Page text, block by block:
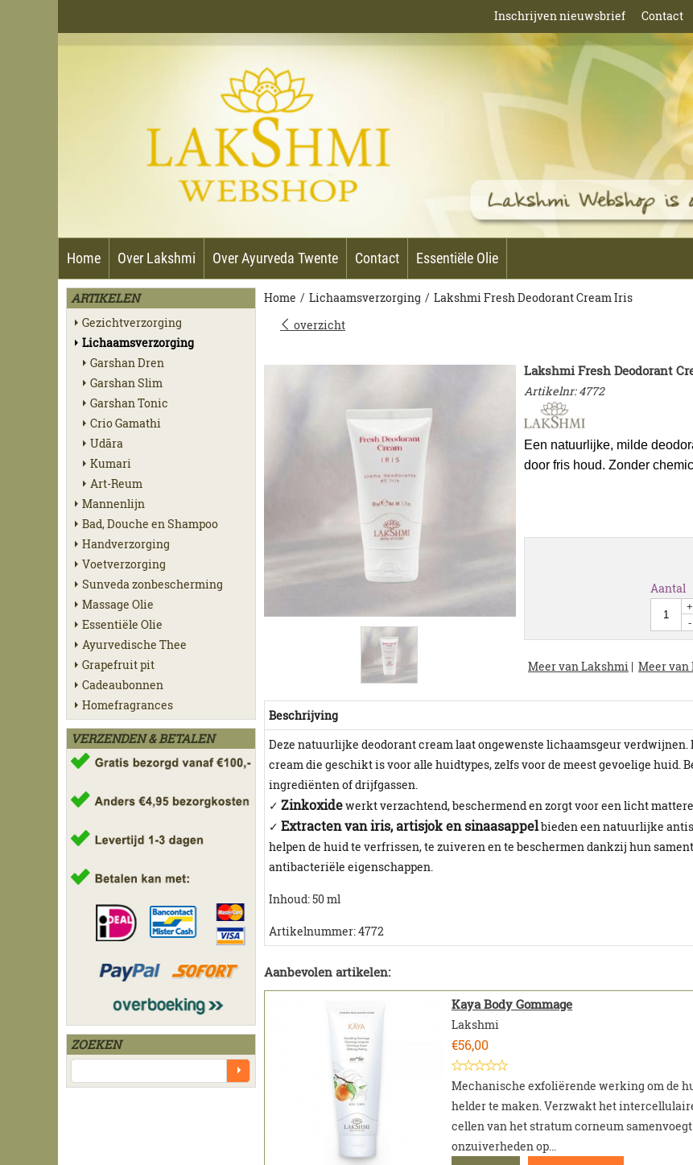
Inschrijven nieuwsbrief Contact
Home Over Lakshmi Over Ayurveda Twente Contact Essentiële Olie
ARTIKELEN
Gezichtverzorging
Lichaamsverzorging
Garshan Dren
Garshan Slim
Garshan Tonic
Crio Gamathi
Udãra
Kumari
Art-Reum
Mannenlijn
Bad, Douche en Shampoo
Handverzorging
Voetverzorging
Sunveda zonbescherming
Massage Olie
Essentiële Olie
Ayurvedische Thee
Grapefruit pit
Cadeaubonnen
Homefragrances
VERZENDEN & BETALEN
ZOEKEN
Home / Lichaamsverzorging / Lakshmi Fresh Deodorant Cream Iris
overzicht
Lakshmi Fresh Deodorant
Artikelnr: 4772
Een natuurlijke, milde
door fris houd. Zonder
Aantal
+
-
Meer van Lakshmi | Meer van
Beschrijving
Deze natuurlijke deodorant cream laat ongewenste lichaamsgeur verdwijnen.
cream die geschikt is voor alle huidtypes, zelfs voor de meest gevoelige huid.
ingrediënten of drijfgassen.
✓ Zinkoxidewerkt verzachtend, beschermend en zorgt voor een licht
✓ Extracten van iris, artisjok en sinaasappelbieden een natuurlijke
helpen de huid te verfrissen, te zuiveren en te beschermen dankzij hun
antibacteriële eigenschappen.
Inhoud: 50 ml
Artikelnummer: 4772
Aanbevolen artikelen:
Kaya Body Gommage
Lakshmi
€56,00
Mechanische exfoliërende werking om de
helder te maken. Verzwakt het
cellen van het stratum corneum
onzuiverheden op...